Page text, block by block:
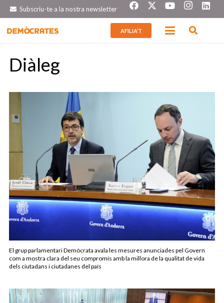
Subscriu-te a la nostra newsletter
AFILIA’T
Diàleg
El grup parlamentari Demòcrata avala les mesures anunciades pel Govern
com a mostra clara del seu compromís amb la millora de la qualitat de vida
dels ciutadans i ciutadanes del país